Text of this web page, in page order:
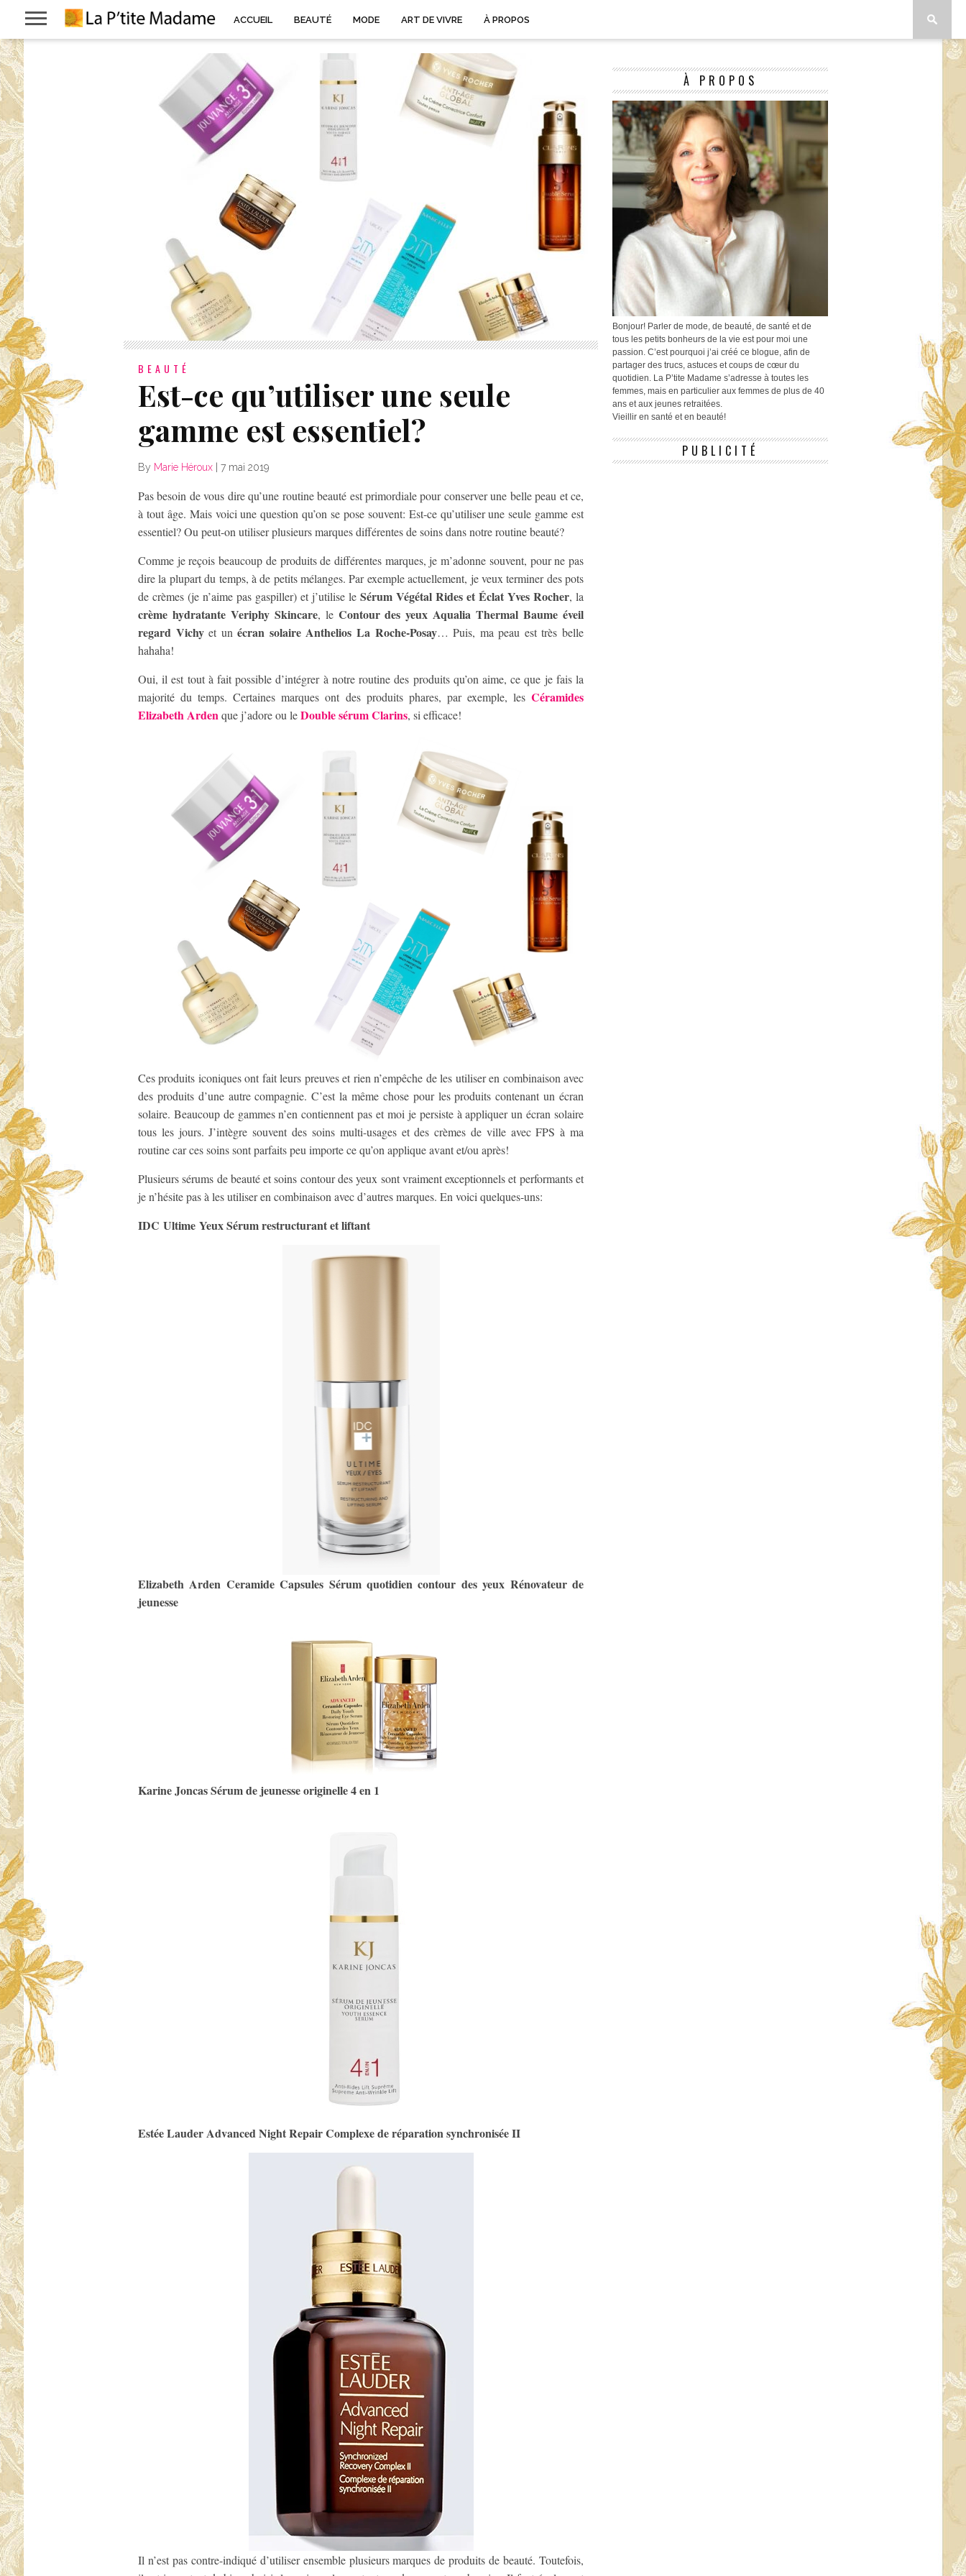
ACCUEIL BEAUTÉ MODE ART DE VIVRE À PROPOS
BEAUTÉ
Est-ce qu’utiliser une seule
gamme est essentiel?
By Marie Héroux 7 mai 2019
Pas besoin de vous dire qu’une routine beauté est primordiale pour conserver une belle peau et ce,
à tout âge. Mais voici une question qu’on se pose souvent: Est-ce qu’utiliser une seule gamme est
essentiel? Ou peut-on utiliser plusieurs marques différentes de soins dans notre routine beauté?
Comme je reçois beaucoup de produits de différentes marques, je m’adonne souvent, pour ne pas
dire la plupart du temps, à de petits mélanges. Par exemple actuellement, je veux terminer des pots
de crèmes (je n’aime pas gaspiller) et j’utilise le Sérum Végétal Rides et Éclat Yves Rocher, la
crème hydratante Veriphy Skincare, le Contour des yeux Aqualia Thermal Baume éveil
regard Vichyet unécran solaire Anthelios La Roche-Posay… Puis, ma peau est très belle
hahaha!
Oui, il est tout à fait possible d’intégrer à notre routine des produits qu’on aime, ce que je fais la
majorité du temps. Certaines marques ont des produits phares, par exemple, les Céramides
Elizabeth Ardenque j’adore ou leDouble sérum Clarins, si efficace!
Ces produits iconiques ont fait leurs preuves et rien n’empêche de les utiliser en combinaison avec
des produits d’une autre compagnie. C’est la même chose pour les produits contenant un écran
solaire. Beaucoup de gammes n’en contiennent pas et moi je persiste à appliquer un écran solaire
tous les jours. J’intègre souvent des soins multi-usages et des crèmes de ville avec FPS à ma
routine car ces soins sont parfaits peu importe ce qu’on applique avant et/ou après!
Plusieurs sérums de beauté et soins contour des yeux sont vraiment exceptionnels et performants et
je n’hésite pas à les utiliser en combinaison avec d’autres marques. En voici quelques-uns:
IDC Ultime Yeux Sérum restructurant et liftant
Elizabeth Arden Ceramide Capsules Sérum quotidien contour des yeux Rénovateur de
jeunesse
Karine Joncas Sérum de jeunesse originelle 4 en 1
Estée Lauder Advanced Night Repair Complexe de réparation synchronisée II
Il n’est pas contre-indiqué d’utiliser ensemble plusieurs marques de produits de beauté. Toutefois,
À PROPOS
Bonjour! Parler de mode, de beauté, de santé et de
tous les petits bonheurs de la vie est pour moi une
passion. C’est pourquoi j’ai créé ce blogue, afin de
partager des trucs, astuces et coups de cœur du
quotidien. La P’tite Madame s’adresse à toutes les
femmes, mais en particulier aux femmes de plus de 40
ans et aux jeunes retraitées.
Vieillir en santé et en beauté!
PUBLICITÉ